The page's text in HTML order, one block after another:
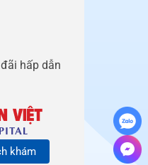
hấp dẫn
khám